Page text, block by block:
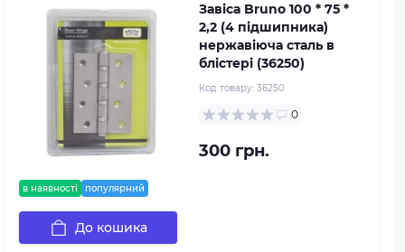
в наявності популярний
Завіса Bruno 100 * 75 *
2,2 (4 підшипника)
нержавіюча сталь в
блістері (36250)
Код товару: 36250
0
300 грн.
До кошика